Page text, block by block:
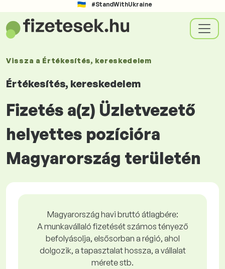
#StandWithUkraine
Vissza a Értékesítés, kereskedelem
Értékesítés, kereskedelem
Fizetés a(z) Üzletvezető
helyettes pozícióra
Magyarország területén
Magyarország havi bruttó átlagbére:
A munkavállaló fizetését számos tényező
befolyásolja, elsősorban a régió, ahol
dolgozik, a tapasztalat hossza, a vállalat
mérete stb.